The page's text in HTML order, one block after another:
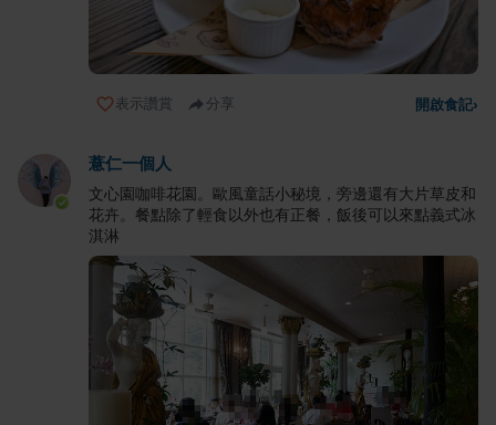
表示讚賞 分享 開啟食記›
薏仁一個人
文心園咖啡花園。歐風童話小秘境，旁邊還有大片草皮和
花卉。餐點除了輕食以外也有正餐，飯後可以來點義式冰
淇淋